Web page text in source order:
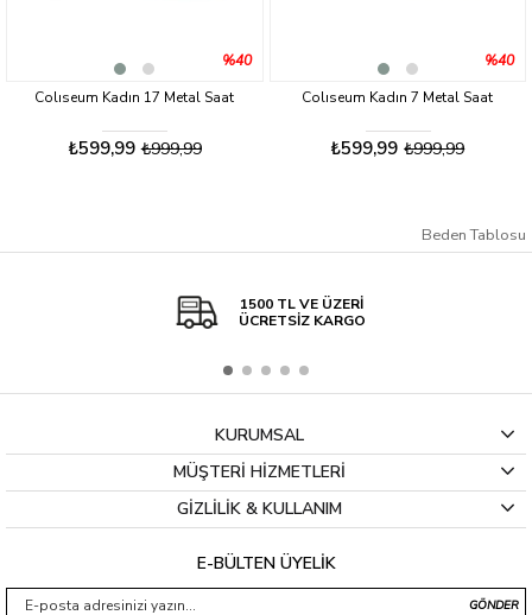
Colıseum Kadın 17 Metal Saat
₺599,99 ₺999,99
%40
Colıseum Kadın 7 Metal Saat
₺599,99 ₺999,99
%40
Beden Tablosu
1500 TL VE ÜZERİ
ÜCRETSİZ KARGO
KURUMSAL
MÜŞTERİ HİZMETLERİ
GİZLİLİK & KULLANIM
E-BÜLTEN ÜYELİK
GÖNDER